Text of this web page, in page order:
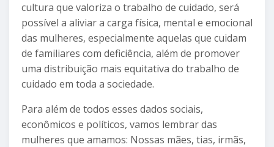
cultura que valoriza o trabalho de cuidado, será
possível a aliviar a carga física, mental e emocional
das mulheres, especialmente aquelas que cuidam
de familiares com deficiência, além de promover
uma distribuição mais equitativa do trabalho de
cuidado em toda a sociedade.
Para além de todos esses dados sociais,
econômicos e políticos, vamos lembrar das
mulheres que amamos: Nossas mães, tias, irmãs,